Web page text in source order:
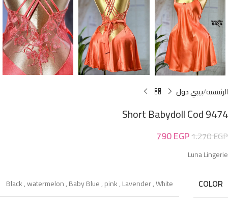
الرئيسية بيبي دول
Short Babydoll Cod 9474
1.270EGP
790EGP
Luna Lingerie
COLOR
Black,watermelon,Baby Blue,pink,Lavender,White